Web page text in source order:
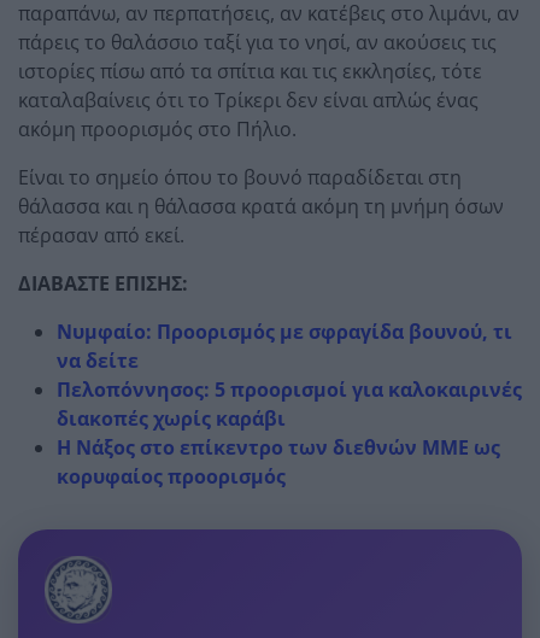
παραπάνω, αν περπατήσεις, αν κατέβεις στο λιμάνι, αν
πάρεις το θαλάσσιο ταξί για το νησί, αν ακούσεις τις
ιστορίες πίσω από τα σπίτια και τις εκκλησίες, τότε
καταλαβαίνεις ότι το Τρίκερι δεν είναι απλώς ένας
ακόμη προορισμός στο Πήλιο.
Είναι το σημείο όπου το βουνό παραδίδεται στη
θάλασσα και η θάλασσα κρατά ακόμη τη μνήμη όσων
πέρασαν από εκεί.
ΔΙΑΒΑΣΤΕ ΕΠΙΣΗΣ:
Νυμφαίο: Προορισμός με σφραγίδα βουνού, τι
να δείτε
Πελοπόννησος: 5 προορισμοί για καλοκαιρινές
διακοπές χωρίς καράβι
Η Νάξος στο επίκεντρο των διεθνών ΜΜΕ ως
κορυφαίος προορισμός